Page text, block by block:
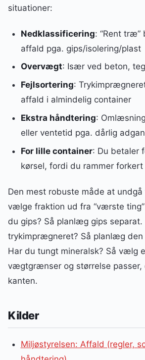
situationer:
Nedklassificering: “Rent
affald pga. gips/isolering/plast
Overvægt: Især ved beton,
Fejlsortering:
affald i almindelig container
Ekstra håndtering:
eller ventetid pga. dårlig
For lille container: Du betaler
kørsel, fordi du rammer forkert
Den mest robuste måde at
vælge fraktion ud fra “værste
du gips? Så planlæg gips separat.
trykimprægneret? Så planlæg den
Har du tungt mineralsk? Så vælg
vægtgrænser og størrelse passer,
kanten.
Kilder
Miljøstyrelsen: Affald (regler,